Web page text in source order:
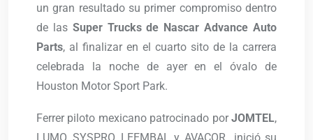
un gran resultado su primer compromiso dentro
de las Super Trucks de Nascar Advance Auto
Parts, al finalizar en el cuarto sito de la carrera
celebrada la noche de ayer en el óvalo de
Houston Motor Sport Park.
Ferrer piloto mexicano patrocinado porJOMTEL,